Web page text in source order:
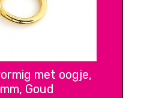
met oogje,
Goud